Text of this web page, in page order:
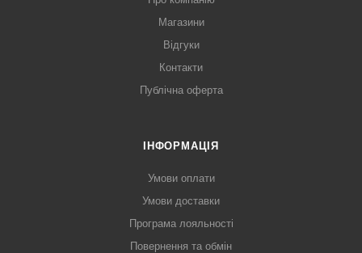
Магазини
Відгуки
Контакти
Публічна оферта
ІНФОРМАЦІЯ
Умови оплати
Умови доставки
Програма лояльності
Повернення та обмін